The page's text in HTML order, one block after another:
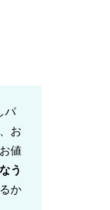
パ
お
値
う
か